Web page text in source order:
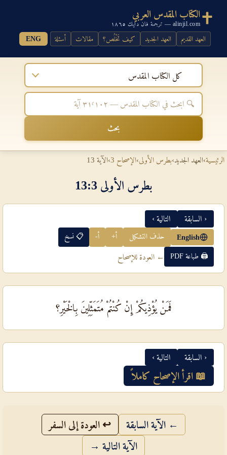
الكتاب المقدس العربي
alinjil.com — ترجمة فان دايك ١٨٦٥
العهد القديم العهد الجديد كيف تَخْلُص؟ مقالات أسئلة ENG
كل الكتاب المقدس
بحث
الرئيسية›العهد الجديد›بطرس الأولى›الإصحاح 3 ›الآية 13
بطرس الأولى 3‏:‏13
‹ السابقة التالية ›
English حذف التشكيل أ+ أ- 📋 نسخ
🖨 طباعة PDF ← العودة للإصحاح
فَمَنْ يُؤْذِيكُمْ إِنْ كُنْتُمْ مُتَمَثِّلِينَ بِالْخَيْرِ؟
‹ السابقة التالية ›
📖 اقرأ الإصحاح كاملاً
← الآية السابقة
↩ العودة إلى السفر
الآية التالية →